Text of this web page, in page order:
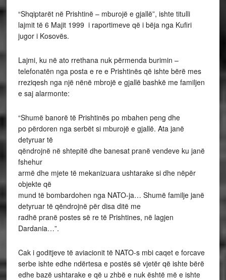
“Shqiptarët në Prishtinë – mburojë e gjallë”, ishte titulli
lajmit të 6 Majit 1999 i raportimeve që i bëja nga Kufiri
jugor i Kosovës.
Lajmi, ku në ato rrethana nuk përmenda burimin –
telefonatën nga posta e re e Prishtinës që ishte bërë mes
rreziqesh nga një nënë mbrojë e gjallë bashkë me familjen
e saj alarmonte:
“Shumë banorë të Prishtinës po mbahen peng dhe
po përdoren nga serbët si mburojë e gjallë. Ata janë
detyruar të
qëndrojnë në shtepitë dhe banesat pranë vendeve ku janë
fshehur
armë dhe mjete të mekanizuara ushtarake si dhe nëpër
objekte që
mund të bombardohen nga NATO-ja… Shumë familje janë
detyruar të qëndrojnë për disa ditë me
radhë pranë postes së re të Prishtines, në lagjen
Dardania…”.
Cak i goditjeve të aviacionit të NATO-s mbi caqet e forcave
serbe ishte edhe ndërtesa e postës së vjetër që ishte bërë
edhe bazë ushtarake e që u zhbë e nuk është më e ishte